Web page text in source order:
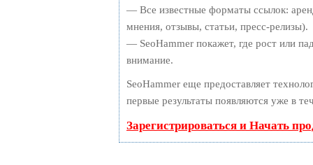
— Все известные форматы ссылок:
мнения, отзывы, статьи, пресс-релизы).
— SeoHammer покажет, где рост или
внимание.
SeoHammer еще предоставляет
первые результаты появляются уже в
Зарегистрироваться и Начать